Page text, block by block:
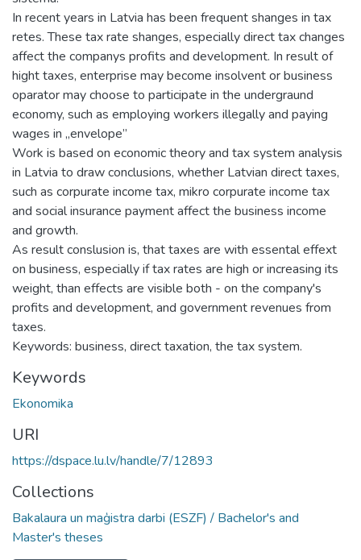
In recent years in Latvia has been frequent shanges in tax
retes. These tax rate shanges, especially direct tax changes
affect the companys profits and development. In result of
hight taxes, enterprise may become insolvent or business
oparator may choose to participate in the undergraund
economy, such as employing workers illegally and paying
wages in „envelope”
Work is based on economic theory and tax system analysis
in Latvia to draw conclusions, whether Latvian direct taxes,
such as corpurate income tax, mikro corpurate income tax
and social insurance payment affect the business income
and growth.
As result conslusion is, that taxes are with essental effext
on business, especially if tax rates are high or increasing its
weight, than effects are visible both - on the company's
profits and development, and government revenues from
taxes.
Keywords: business, direct taxation, the tax system.
Keywords
Ekonomika
URI
https://dspace.lu.lv/handle/7/12893
Collections
Bakalaura un maģistra darbi (ESZF) / Bachelor's and
Master's theses